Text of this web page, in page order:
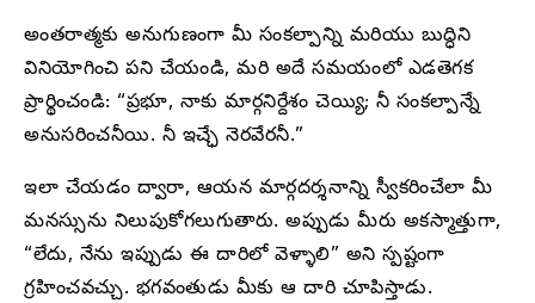
అంతరాత్మకు అనుగుణంగా మీ సంకల్పాన్ని మరియు బుద్ధిని
వినియోగించి పని చేయండి, మరి అదే సమయంలో ఎడతెగక
ప్రార్థించండి: “ప్రభూ, నాకు మార్గనిర్దేశం చెయ్యి; నీ సంకల్పాన్నే
అనుసరించనీయి. నీ ఇచ్ఛే నెరవేరనీ.”
ఇలా చేయడం ద్వారా, ఆయన మార్గదర్శనాన్ని స్వీకరించేలా మీ
మనస్సును నిలుపుకోగలుగుతారు. అప్పుడు మీరు అకస్మాత్తుగా,
“లేదు, నేను ఇప్పుడు ఈ దారిలో వెళ్ళాలి” అని స్పష్టంగా
గ్రహించవచ్చు. భగవంతుడు మీకు ఆ దారి చూపిస్తాడు.